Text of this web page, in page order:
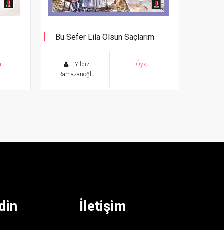
Bu Sefer Lila Olsun Saçlarım
Yıldız
Ramazanoğlu
Öykü
İletişim